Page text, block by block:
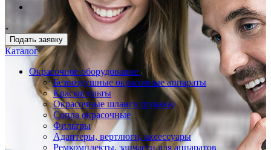
Подать заявку
Каталог
Окрасочное оборудование
Безвоздушные окрасочные аппараты
Краскопульты
Окрасочные шланги (рукава)
Сопла окрасочные
Фильтры
Адаптеры, вертлюги, аксессуары
Ремкомплекты, запчасти для аппаратов